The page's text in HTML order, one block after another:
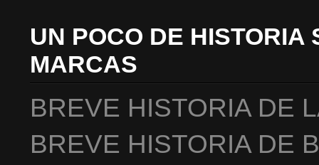
UN POCO DE HISTORIA
MARCAS
BREVE HISTORIA DE
BREVE HISTORIA DE